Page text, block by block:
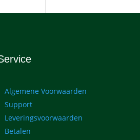
Algemene Voorwaarden
Support
Leveringsvoorwaarden
Betalen